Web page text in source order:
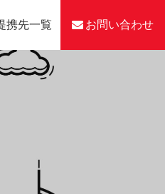
携先一覧 お問い合わせ